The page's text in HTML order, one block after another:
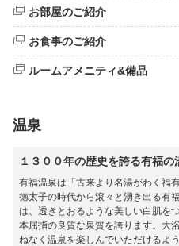
お部屋のご紹介
お食事のご紹介
ルームアメニティ&備品
温泉
１３００年の歴史を誇る有福の
有福温泉は「古来より名湯がわく福
徳太子の時代から滾々と湧き出る有
は、透きとおるような美しい白肌を
本屈指の良質な泉質を誇ります。大
ねなく温泉を楽しんでいただけるよ